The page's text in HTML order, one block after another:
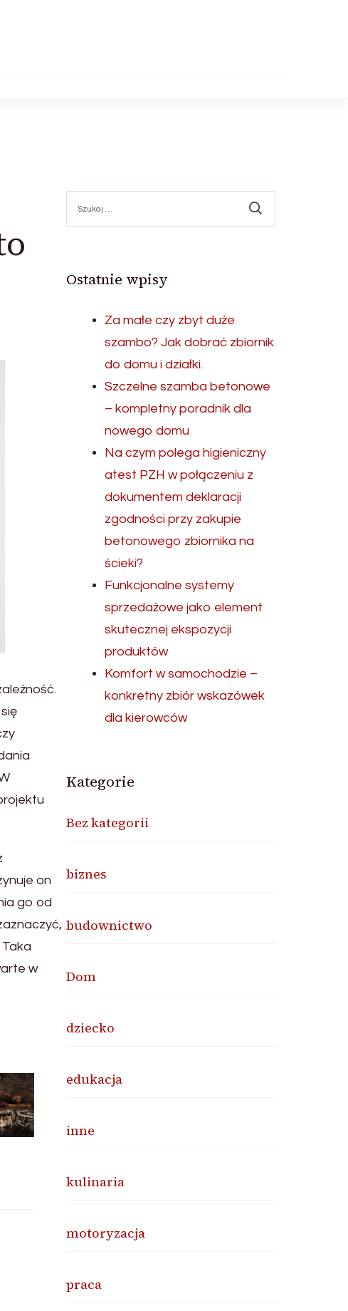
on
go od
w
Ostatnie wpisy
Za małe czy zbyt duże
szambo? Jak dobrać zbiornik
do domu i działki.
Szczelne szamba betonowe
– kompletny poradnik dla
nowego domu
Na czym polega higieniczny
atest PZH w połączeniu z
dokumentem deklaracji
zgodności przy zakupie
betonowego zbiornika na
ścieki?
Funkcjonalne systemy
sprzedażowe jako element
skutecznej ekspozycji
produktów
Komfort w samochodzie –
konkretny zbiór wskazówek
dla kierowców
Kategorie
Bez kategorii
biznes
budownictwo
Dom
dziecko
edukacja
inne
kulinaria
motoryzacja
praca